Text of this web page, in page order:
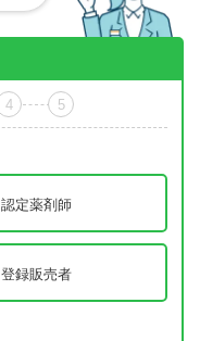
4 5
認定薬剤師
登録販売者